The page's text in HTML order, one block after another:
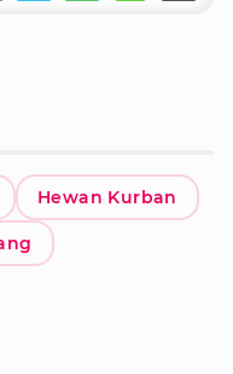
Hewan Kurban